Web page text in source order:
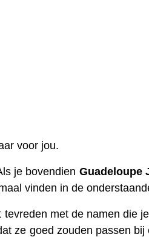
voor jou.
je bovendien Guadeloupe
vinden in de
tevreden met de namen die
ze goed zouden passen